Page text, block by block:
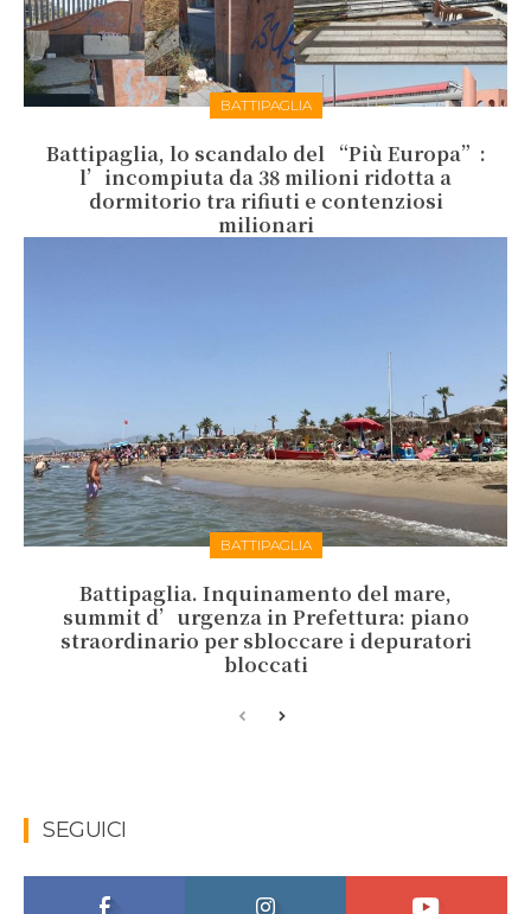
BATTIPAGLIA
Battipaglia, lo scandalo del “Più Europa”:
l’incompiuta da 38 milioni ridotta a
dormitorio tra rifiuti e contenziosi
milionari
BATTIPAGLIA
Battipaglia. Inquinamento del mare,
summit d’urgenza in Prefettura: piano
straordinario per sbloccare i depuratori
bloccati
SEGUICI